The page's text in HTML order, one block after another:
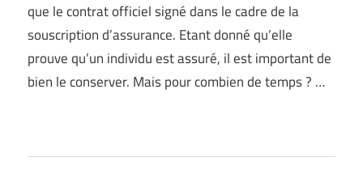
que le contrat officiel signé dans le cadre de la
souscription d’assurance. Etant donné qu’elle
prouve qu’un individu est assuré, il est important de
bien le conserver. Mais pour combien de temps ? …